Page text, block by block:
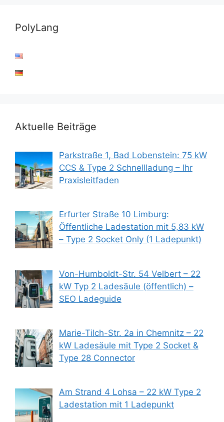
PolyLang
Aktuelle Beiträge
Parkstraße 1, Bad Lobenstein: 75 kW
CCS & Type 2 Schnellladung – Ihr
Praxisleitfaden
Erfurter Straße 10 Limburg:
Öffentliche Ladestation mit 5,83 kW
– Type 2 Socket Only (1 Ladepunkt)
Von-Humboldt-Str. 54 Velbert – 22
kW Typ 2 Ladesäule (öffentlich) –
SEO Ladeguide
Marie-Tilch-Str. 2a in Chemnitz – 22
kW Ladesäule mit Type 2 Socket &
Type 28 Connector
Am Strand 4 Lohsa – 22 kW Type 2
Ladestation mit 1 Ladepunkt